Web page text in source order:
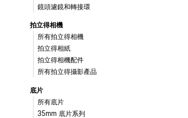
鏡頭濾鏡和轉接環
拍立得相機
所有拍立得相機
拍立得相紙
拍立得相機配件
所有拍立得攝影產品
底片
所有底片
35mm 底片系列